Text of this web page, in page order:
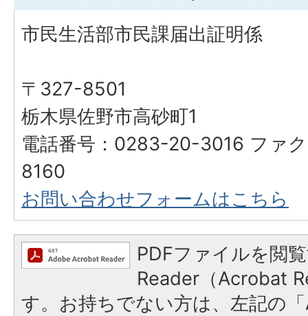
市民生活部市民課届出証明係
〒327-8501
栃木県佐野市高砂町1
電話番号：0283-20-3016 ファ
8160
お問い合わせフォームはこちら
PDFファイルを閲
Reader（Acrobat
す。お持ちでない方は、左記の